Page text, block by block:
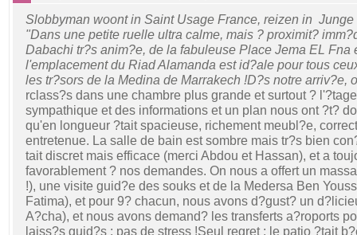
Slobbyman woont in Saint Usage France, reizen in Junge
"Dans une petite ruelle ultra calme, mais ? proximit?
Dabachi tr?s anim?e, de la fabuleuse Place Jema EL Fna
l'emplacement du Riad Alamanda est id?ale pour tous
les tr?sors de la Medina de Marrakech !D?s notre arriv?e,
rclass?s dans une chambre plus grande et surtout ?
sympathique et des informations et un plan nous ont ?t?
qu'en longueur ?tait spacieuse, richement meubl?e,
entretenue. La salle de bain est sombre mais tr?s bien
tait discret mais efficace (merci Abdou et Hassan), et a
favorablement ? nos demandes. On nous a offert un
!), une visite guid?e des souks et de la Medersa Ben
Fatima), et pour 9? chacun, nous avons d?gust? un
A?cha), et nous avons demand? les transferts a?roports
laiss?s guid?s : pas de stress !Seul regret : le patio ?tait